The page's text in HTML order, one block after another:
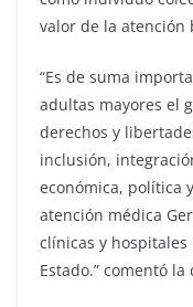
valor de la
“Es de suma
adultas mayores el
derechos y
inclusión,
económica, política
atención médica
clínicas y
Estado.” comentó